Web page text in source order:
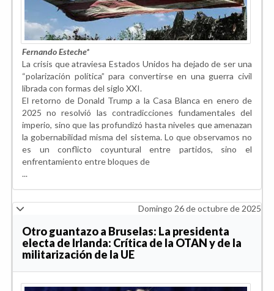
Fernando Esteche*
La crisis que atraviesa Estados Unidos ha dejado de ser una
“polarización política” para convertirse en una guerra civil
librada con formas del siglo XXI.
El retorno de Donald Trump a la Casa Blanca en enero de
2025 no resolvió las contradicciones fundamentales del
imperio, sino que las profundizó hasta niveles que amenazan
la gobernabilidad misma del sistema. Lo que observamos no
es un conflicto coyuntural entre partidos, sino el
enfrentamiento entre bloques de
...
Domingo 26 de octubre de 2025
Otro guantazo a Bruselas: La presidenta
electa de Irlanda: Crítica de la OTAN y de la
militarización de la UE